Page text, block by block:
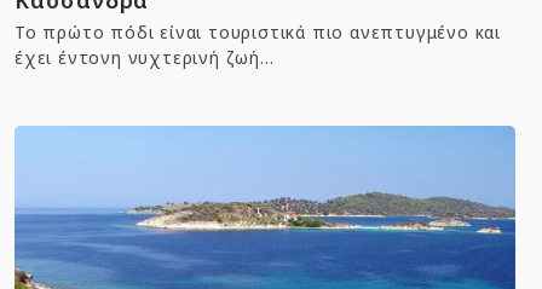
Το πρώτο πόδι είναι τουριστικά πιο ανεπτυγμένο και
έχει έντονη νυχτερινή ζωή...